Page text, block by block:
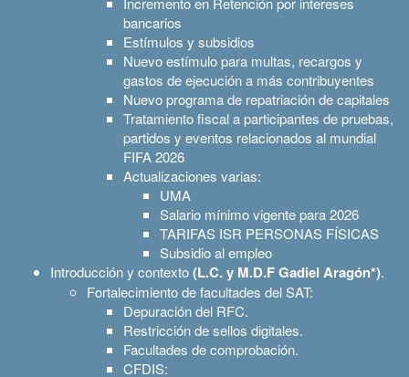
bancarios
Estímulos y subsidios
Nuevo estímulo para multas, recargos y
gastos de ejecución a más contribuyentes
Nuevo programa de repatriación de capitales
Tratamiento fiscal a participantes de pruebas,
partidos y eventos relacionados al mundial
FIFA 2026
Actualizaciones varias:
UMA
Salario mínimo vigente para 2026
TARIFAS ISR PERSONAS FÍSICAS
Subsidio al empleo
Introducción y contexto(L.C. y M.D.F Gadiel Aragón*).
Fortalecimiento de facultades del SAT:
Depuración del RFC.
Restricción de sellos digitales.
Facultades de comprobación.
CFDIS: